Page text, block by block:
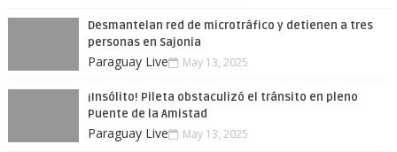
Desmantelan red de microtráfico y detienen a tres
personas en Sajonia
Paraguay Live May 13, 2025
¡Insólito! Pileta obstaculizó el tránsito en pleno
Puente de la Amistad
Paraguay Live May 13, 2025